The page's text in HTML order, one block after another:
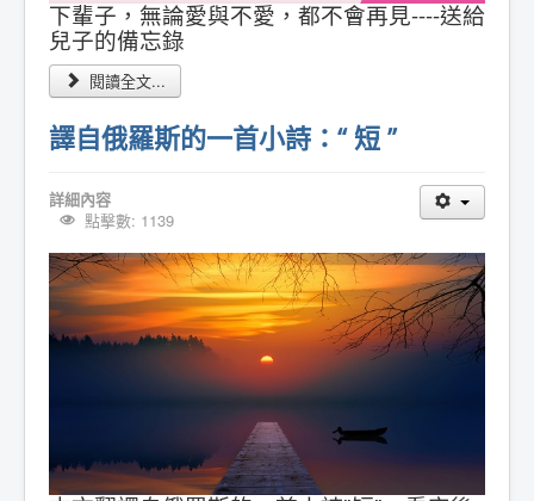
下輩子，無論愛與不愛，都不會再見----送給
兒子的備忘錄
閱讀全文...
譯自俄羅斯的一首小詩：“ 短 ”
詳細內容
點擊數: 1139